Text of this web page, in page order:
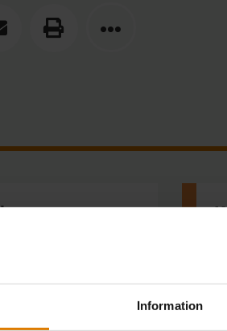
Information
att någon
(att någon talar